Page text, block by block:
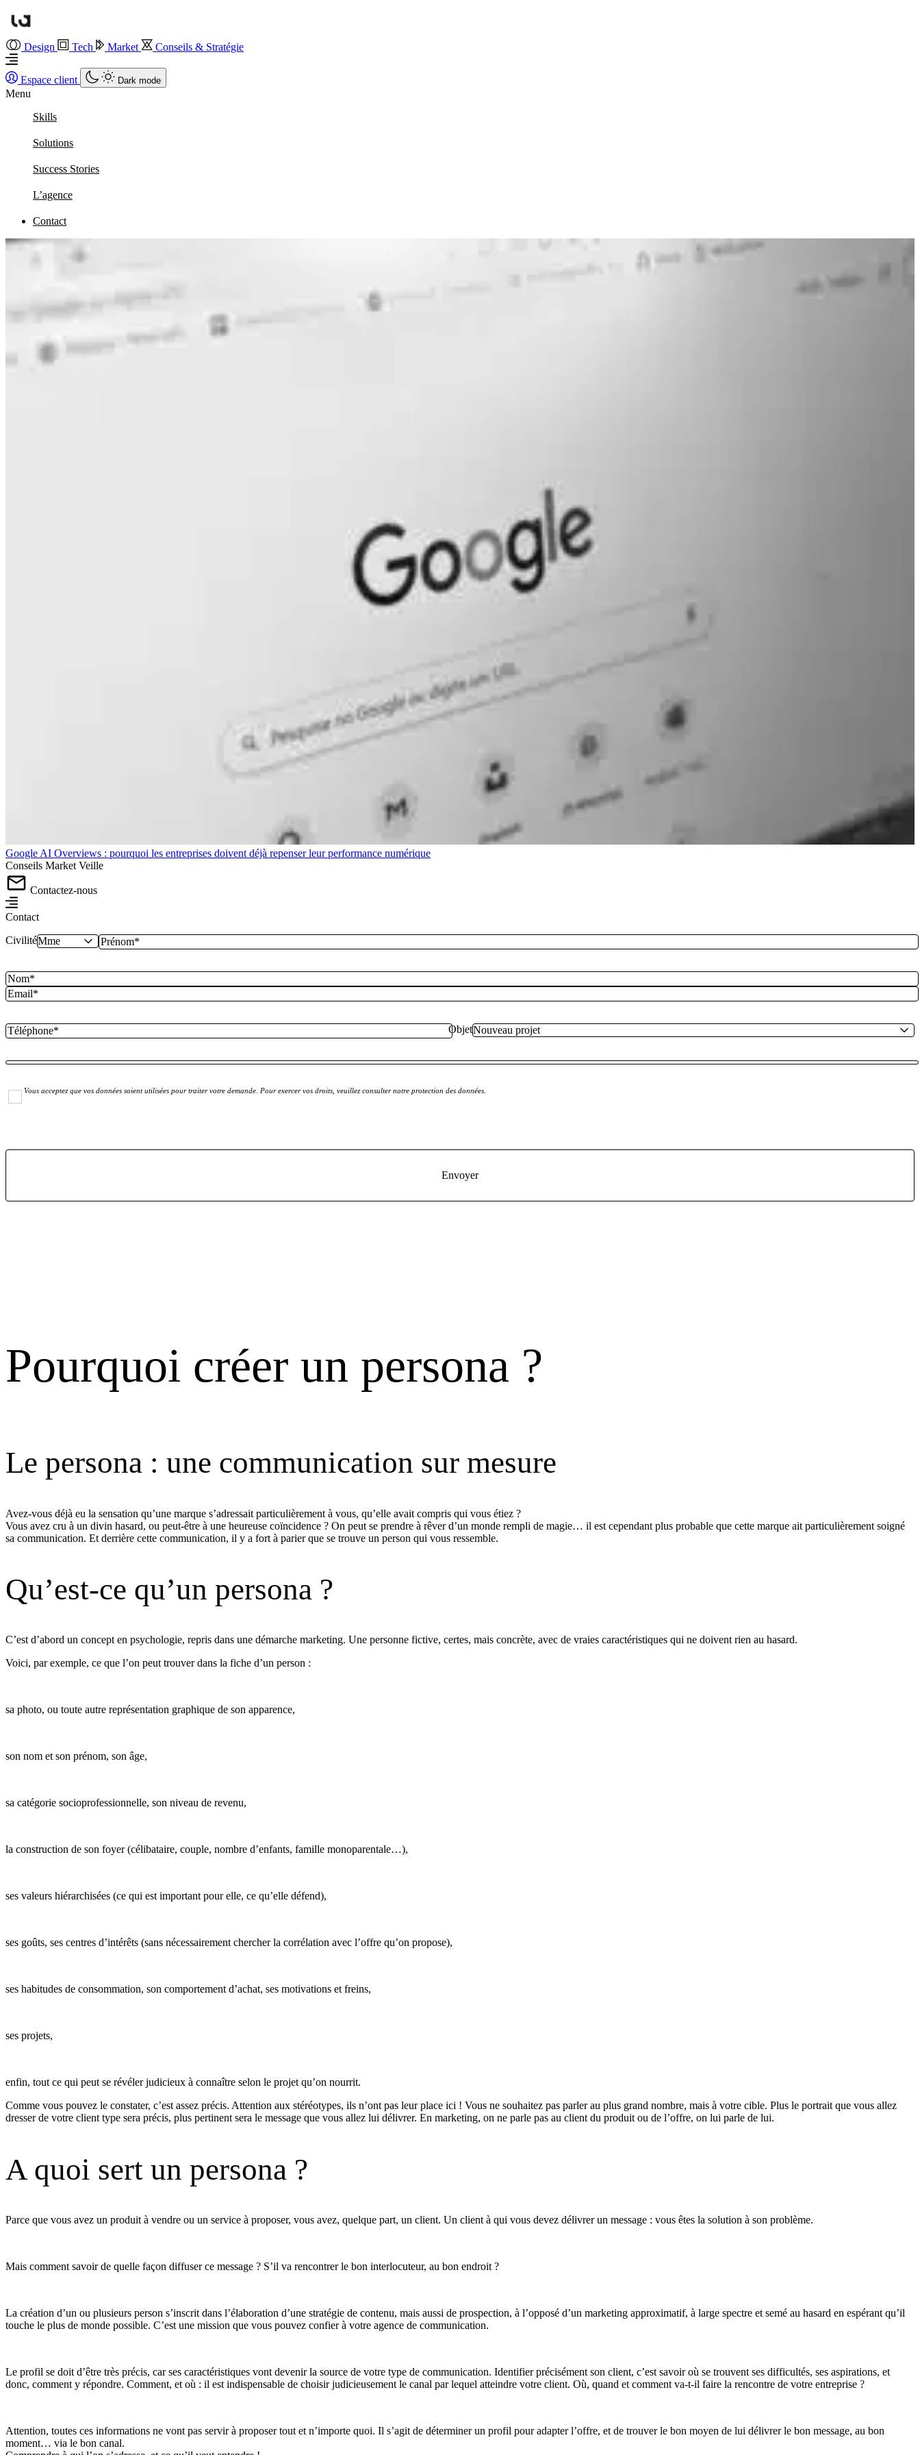
Design Tech Market Conseils & Stratégie
Espace client Dark mode
Menu
Skills
Solutions
Success Stories
L’agence
Contact
Google AI Overviews : pourquoi les entreprises doivent déjà repenser leur performance numérique
Conseils Market Veille
Contactez-nous
Contact
Civilité
Objet
Vous acceptez que vos données soient utilisées pour traiter votre demande. Pour exercer vos droits, veuillez consulter notre protection des données.
Pourquoi créer un persona ?
Le persona : une communication sur mesure
Avez-vous déjà eu la sensation qu’une marque s’adressait particulièrement à vous, qu’elle avait compris qui vous étiez ?
Vous avez cru à un divin hasard, ou peut-être à une heureuse coïncidence ? On peut se prendre à rêver d’un monde rempli de magie… il est cependant plus probable que cette marque ait particulièrement soigné
sa communication. Et derrière cette communication, il y a fort à parier que se trouve un person qui vous ressemble.
Qu’est-ce qu’un persona ?
C’est d’abord un concept en psychologie, repris dans une démarche marketing. Une personne fictive, certes, mais concrète, avec de vraies caractéristiques qui ne doivent rien au hasard.
Voici, par exemple, ce que l’on peut trouver dans la fiche d’un person :
sa photo, ou toute autre représentation graphique de son apparence,
son nom et son prénom, son âge,
sa catégorie socioprofessionnelle, son niveau de revenu,
la construction de son foyer (célibataire, couple, nombre d’enfants, famille monoparentale…),
ses valeurs hiérarchisées (ce qui est important pour elle, ce qu’elle défend),
ses goûts, ses centres d’intérêts (sans nécessairement chercher la corrélation avec l’offre qu’on propose),
ses habitudes de consommation, son comportement d’achat, ses motivations et freins,
ses projets,
enfin, tout ce qui peut se révéler judicieux à connaître selon le projet qu’on nourrit.
Comme vous pouvez le constater, c’est assez précis. Attention aux stéréotypes, ils n’ont pas leur place ici ! Vous ne souhaitez pas parler au plus grand nombre, mais à votre cible. Plus le portrait que vous allez
dresser de votre client type sera précis, plus pertinent sera le message que vous allez lui délivrer. En marketing, on ne parle pas au client du produit ou de l’offre, on lui parle de lui.
A quoi sert un persona ?
Parce que vous avez un produit à vendre ou un service à proposer, vous avez, quelque part, un client. Un client à qui vous devez délivrer un message : vous êtes la solution à son problème.
Mais comment savoir de quelle façon diffuser ce message ? S’il va rencontrer le bon interlocuteur, au bon endroit ?
La création d’un ou plusieurs person s’inscrit dans l’élaboration d’une stratégie de contenu, mais aussi de prospection, à l’opposé d’un marketing approximatif, à large spectre et semé au hasard en espérant qu’il
touche le plus de monde possible. C’est une mission que vous pouvez confier à votre agence de communication.
Le profil se doit d’être très précis, car ses caractéristiques vont devenir la source de votre type de communication. Identifier précisément son client, c’est savoir où se trouvent ses difficultés, ses aspirations, et
donc, comment y répondre. Comment, et où : il est indispensable de choisir judicieusement le canal par lequel atteindre votre client. Où, quand et comment va-t-il faire la rencontre de votre entreprise ?
Attention, toutes ces informations ne vont pas servir à proposer tout et n’importe quoi. Il s’agit de déterminer un profil pour adapter l’offre, et de trouver le bon moyen de lui délivrer le bon message, au bon
moment… via le bon canal.